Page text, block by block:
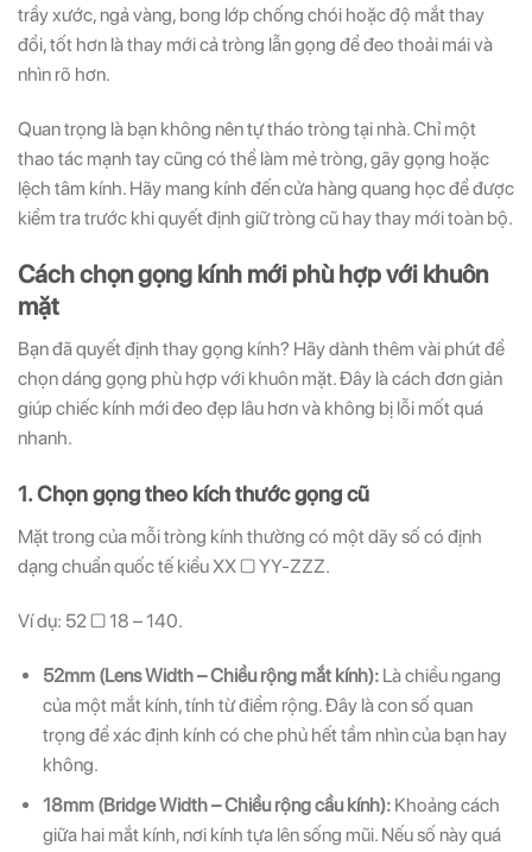
trầy xước, ngả vàng, bong lớp chống chói hoặc độ mắt thay
đổi, tốt hơn là thay mới cả tròng lẫn gọng để đeo thoải mái và
nhìn rõ hơn.
Quan trọng là bạn không nên tự tháo tròng tại nhà. Chỉ một
thao tác mạnh tay cũng có thể làm mẻ tròng, gãy gọng hoặc
lệch tâm kính. Hãy mang kính đến cửa hàng quang học để được
kiểm tra trước khi quyết định giữ tròng cũ hay thay mới toàn bộ.
Cách chọn gọng kính mới phù hợp với khuôn
mặt
Bạn đã quyết định thay gọng kính? Hãy dành thêm vài phút để
chọn dáng gọng phù hợp với khuôn mặt. Đây là cách đơn giản
giúp chiếc kính mới đeo đẹp lâu hơn và không bị lỗi mốt quá
nhanh.
1. Chọn gọng theo kích thước gọng cũ
Mặt trong của mỗi tròng kính thường có một dãy số có định
dạng chuẩn quốc tế kiểu XX □ YY-ZZZ.
Ví dụ: 52 □ 18 – 140.
52mm (Lens Width – Chiều rộng mắt kính):Là chiều ngang
của một mắt kính, tính từ điểm rộng. Đây là con số quan
trọng để xác định kính có che phủ hết tầm nhìn của bạn hay
không.
18mm (Bridge Width – Chiều rộng cầu kính):Khoảng cách
giữa hai mắt kính, nơi kính tựa lên sống mũi. Nếu số này quá